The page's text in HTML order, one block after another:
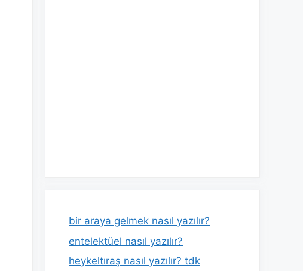
bir araya gelmek nasıl yazılır?
entelektüel nasıl yazılır?
heykeltıraş nasıl yazılır? tdk